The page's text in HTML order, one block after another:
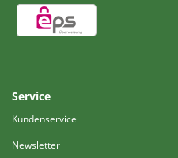
Service
Kundenservice
Newsletter